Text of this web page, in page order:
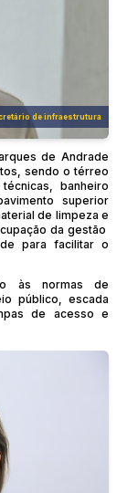
de infraestrutura
de Andrade
sendo o térreo
banheiro
superior
de limpeza e
da gestão
para facilitar o
às normas de
público, escada
de acesso e